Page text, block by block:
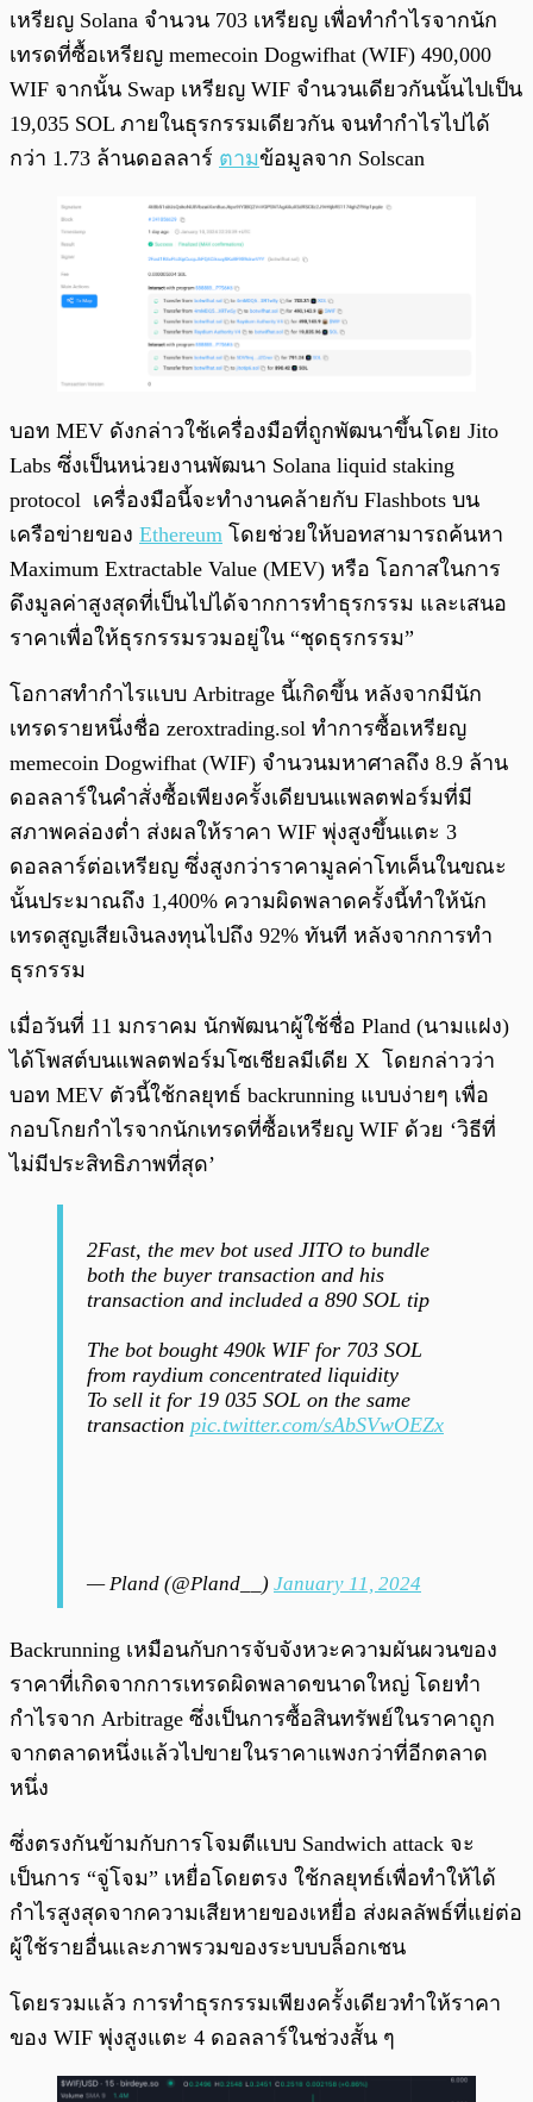
เหรียญ Solana จำนวน 703 เหรียญ เพื่อทำกำไรจากนัก
เทรดที่ซื้อเหรียญ memecoin Dogwifhat (WIF) 490,000
WIF จากนั้น Swap เหรียญ WIF จำนวนเดียวกันนั้นไปเป็น
19,035 SOL ภายในธุรกรรมเดียวกัน จนทำกำไรไปได้
กว่า 1.73 ล้านดอลลาร์ ตามข้อมูลจาก Solscan
บอท MEV ดังกล่าวใช้เครื่องมือที่ถูกพัฒนาขึ้นโดย Jito
Labs ซึ่งเป็นหน่วยงานพัฒนา Solana liquid staking
protocol เครื่องมือนี้จะทำงานคล้ายกับ Flashbots บน
เครือข่ายของ Ethereum โดยช่วยให้บอทสามารถค้นหา
Maximum Extractable Value (MEV) หรือ โอกาสในการ
ดึงมูลค่าสูงสุดที่เป็นไปได้จากการทำธุรกรรม และเสนอ
ราคาเพื่อให้ธุรกรรมรวมอยู่ใน “ชุดธุรกรรม”
โอกาสทำกำไรแบบ Arbitrage นี้เกิดขึ้น หลังจากมีนัก
เทรดรายหนึ่งชื่อ zeroxtrading.sol ทำการซื้อเหรียญ
memecoin Dogwifhat (WIF) จำนวนมหาศาลถึง 8.9 ล้าน
ดอลลาร์ในคำสั่งซื้อเพียงครั้งเดียบนแพลตฟอร์มที่มี
สภาพคล่องต่ำ ส่งผลให้ราคา WIF พุ่งสูงขึ้นแตะ 3
ดอลลาร์ต่อเหรียญ ซึ่งสูงกว่าราคามูลค่าโทเค็นในขณะ
นั้นประมาณถึง 1,400% ความผิดพลาดครั้งนี้ทำให้นัก
เทรดสูญเสียเงินลงทุนไปถึง 92% ทันที หลังจากการทำ
ธุรกรรม
เมื่อวันที่ 11 มกราคม นักพัฒนาผู้ใช้ชื่อ Pland (นามแฝง)
ได้โพสต์บนแพลตฟอร์มโซเชียลมีเดีย X โดยกล่าวว่า
บอท MEV ตัวนี้ใช้กลยุทธ์ backrunning แบบง่ายๆ เพื่อ
กอบโกยกำไรจากนักเทรดที่ซื้อเหรียญ WIF ด้วย ‘วิธีที่
ไม่มีประสิทธิภาพที่สุด’
2Fast, the mev bot used JITO to bundle
both the buyer transaction and his
transaction and included a 890 SOL tip
The bot bought 490k WIF for 703 SOL
from raydium concentrated liquidity
To sell it for 19 035 SOL on the same
transaction pic.twitter.com/sAbSVwOEZx
— Pland (@Pland__) January 11, 2024
Backrunning เหมือนกับการจับจังหวะความผันผวนของ
ราคาที่เกิดจากการเทรดผิดพลาดขนาดใหญ่ โดยทำ
กำไรจาก Arbitrage ซึ่งเป็นการซื้อสินทรัพย์ในราคาถูก
จากตลาดหนึ่งแล้วไปขายในราคาแพงกว่าที่อีกตลาด
หนึ่ง
ซึ่งตรงกันข้ามกับการโจมตีแบบ Sandwich attack จะ
เป็นการ “จู่โจม” เหยื่อโดยตรง ใช้กลยุทธ์เพื่อทำให้ได้
กำไรสูงสุดจากความเสียหายของเหยื่อ ส่งผลลัพธ์ที่แย่ต่อ
ผู้ใช้รายอื่นและภาพรวมของระบบบล็อกเชน
โดยรวมแล้ว การทำธุรกรรมเพียงครั้งเดียวทำให้ราคา
ของ WIF พุ่งสูงแตะ 4 ดอลลาร์ในช่วงสั้น ๆ